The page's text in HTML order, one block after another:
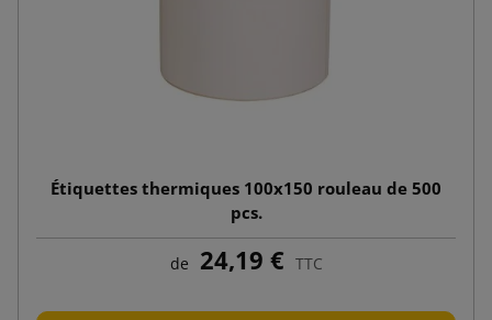
Étiquettes thermiques 100x150 rouleau de 500
pcs.
de 24,19 € TTC